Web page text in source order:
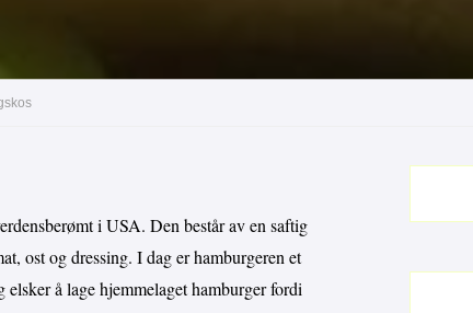
i USA. Den består av en saftig
ost og dressing. I dag er hamburgeren et
å lage hjemmelaget hamburger fordi